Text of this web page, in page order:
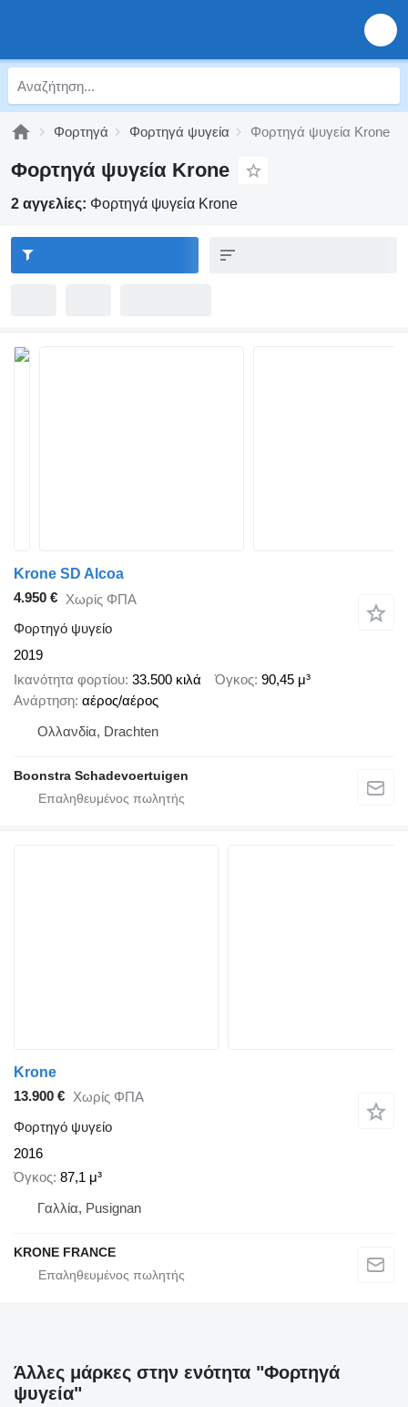
Φορτηγά Φορτηγά ψυγεία Φορτηγά ψυγεία Krone
Φορτηγά ψυγεία Krone
2 αγγελίες: Φορτηγά ψυγεία Krone
Krone SD Alcoa
4.950 € Χωρίς ΦΠΑ
Φορτηγό ψυγείο
2019
Ικανότητα φορτίου 33.500 κιλά Όγκος 90,45 μ³
Ανάρτηση αέρος/αέρος
Ολλανδία, Drachten
Boonstra Schadevoertuigen
Krone
13.900 € Χωρίς ΦΠΑ
Φορτηγό ψυγείο
2016
Όγκος 87,1 μ³
Γαλλία, Pusignan
KRONE FRANCE
Άλλες μάρκες στην ενότητα "Φορτηγά
ψυγεία"